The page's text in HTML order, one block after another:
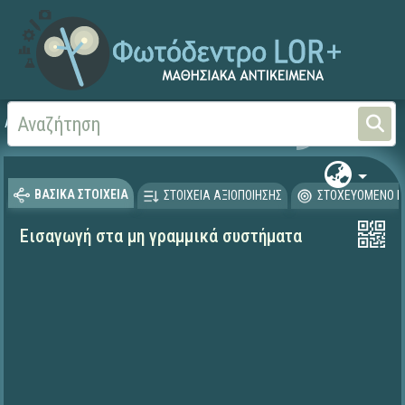
Αρχική
ΒΑΣΙΚΑ ΣΤΟΙΧΕΙΑ ΣΤΟΙΧΕΙΑ ΑΞΙΟΠΟΙΗΣΗΣ ΣΤΟΧΕΥΟΜΕΝΟ
Εισαγωγή στα μη γραμμικά συστήματα